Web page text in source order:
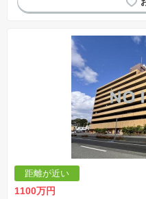
距離が近い
1100万円